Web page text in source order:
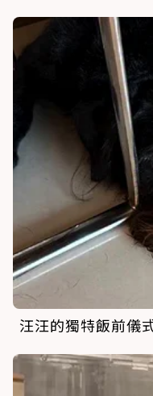
汪汪的獨特飯前儀